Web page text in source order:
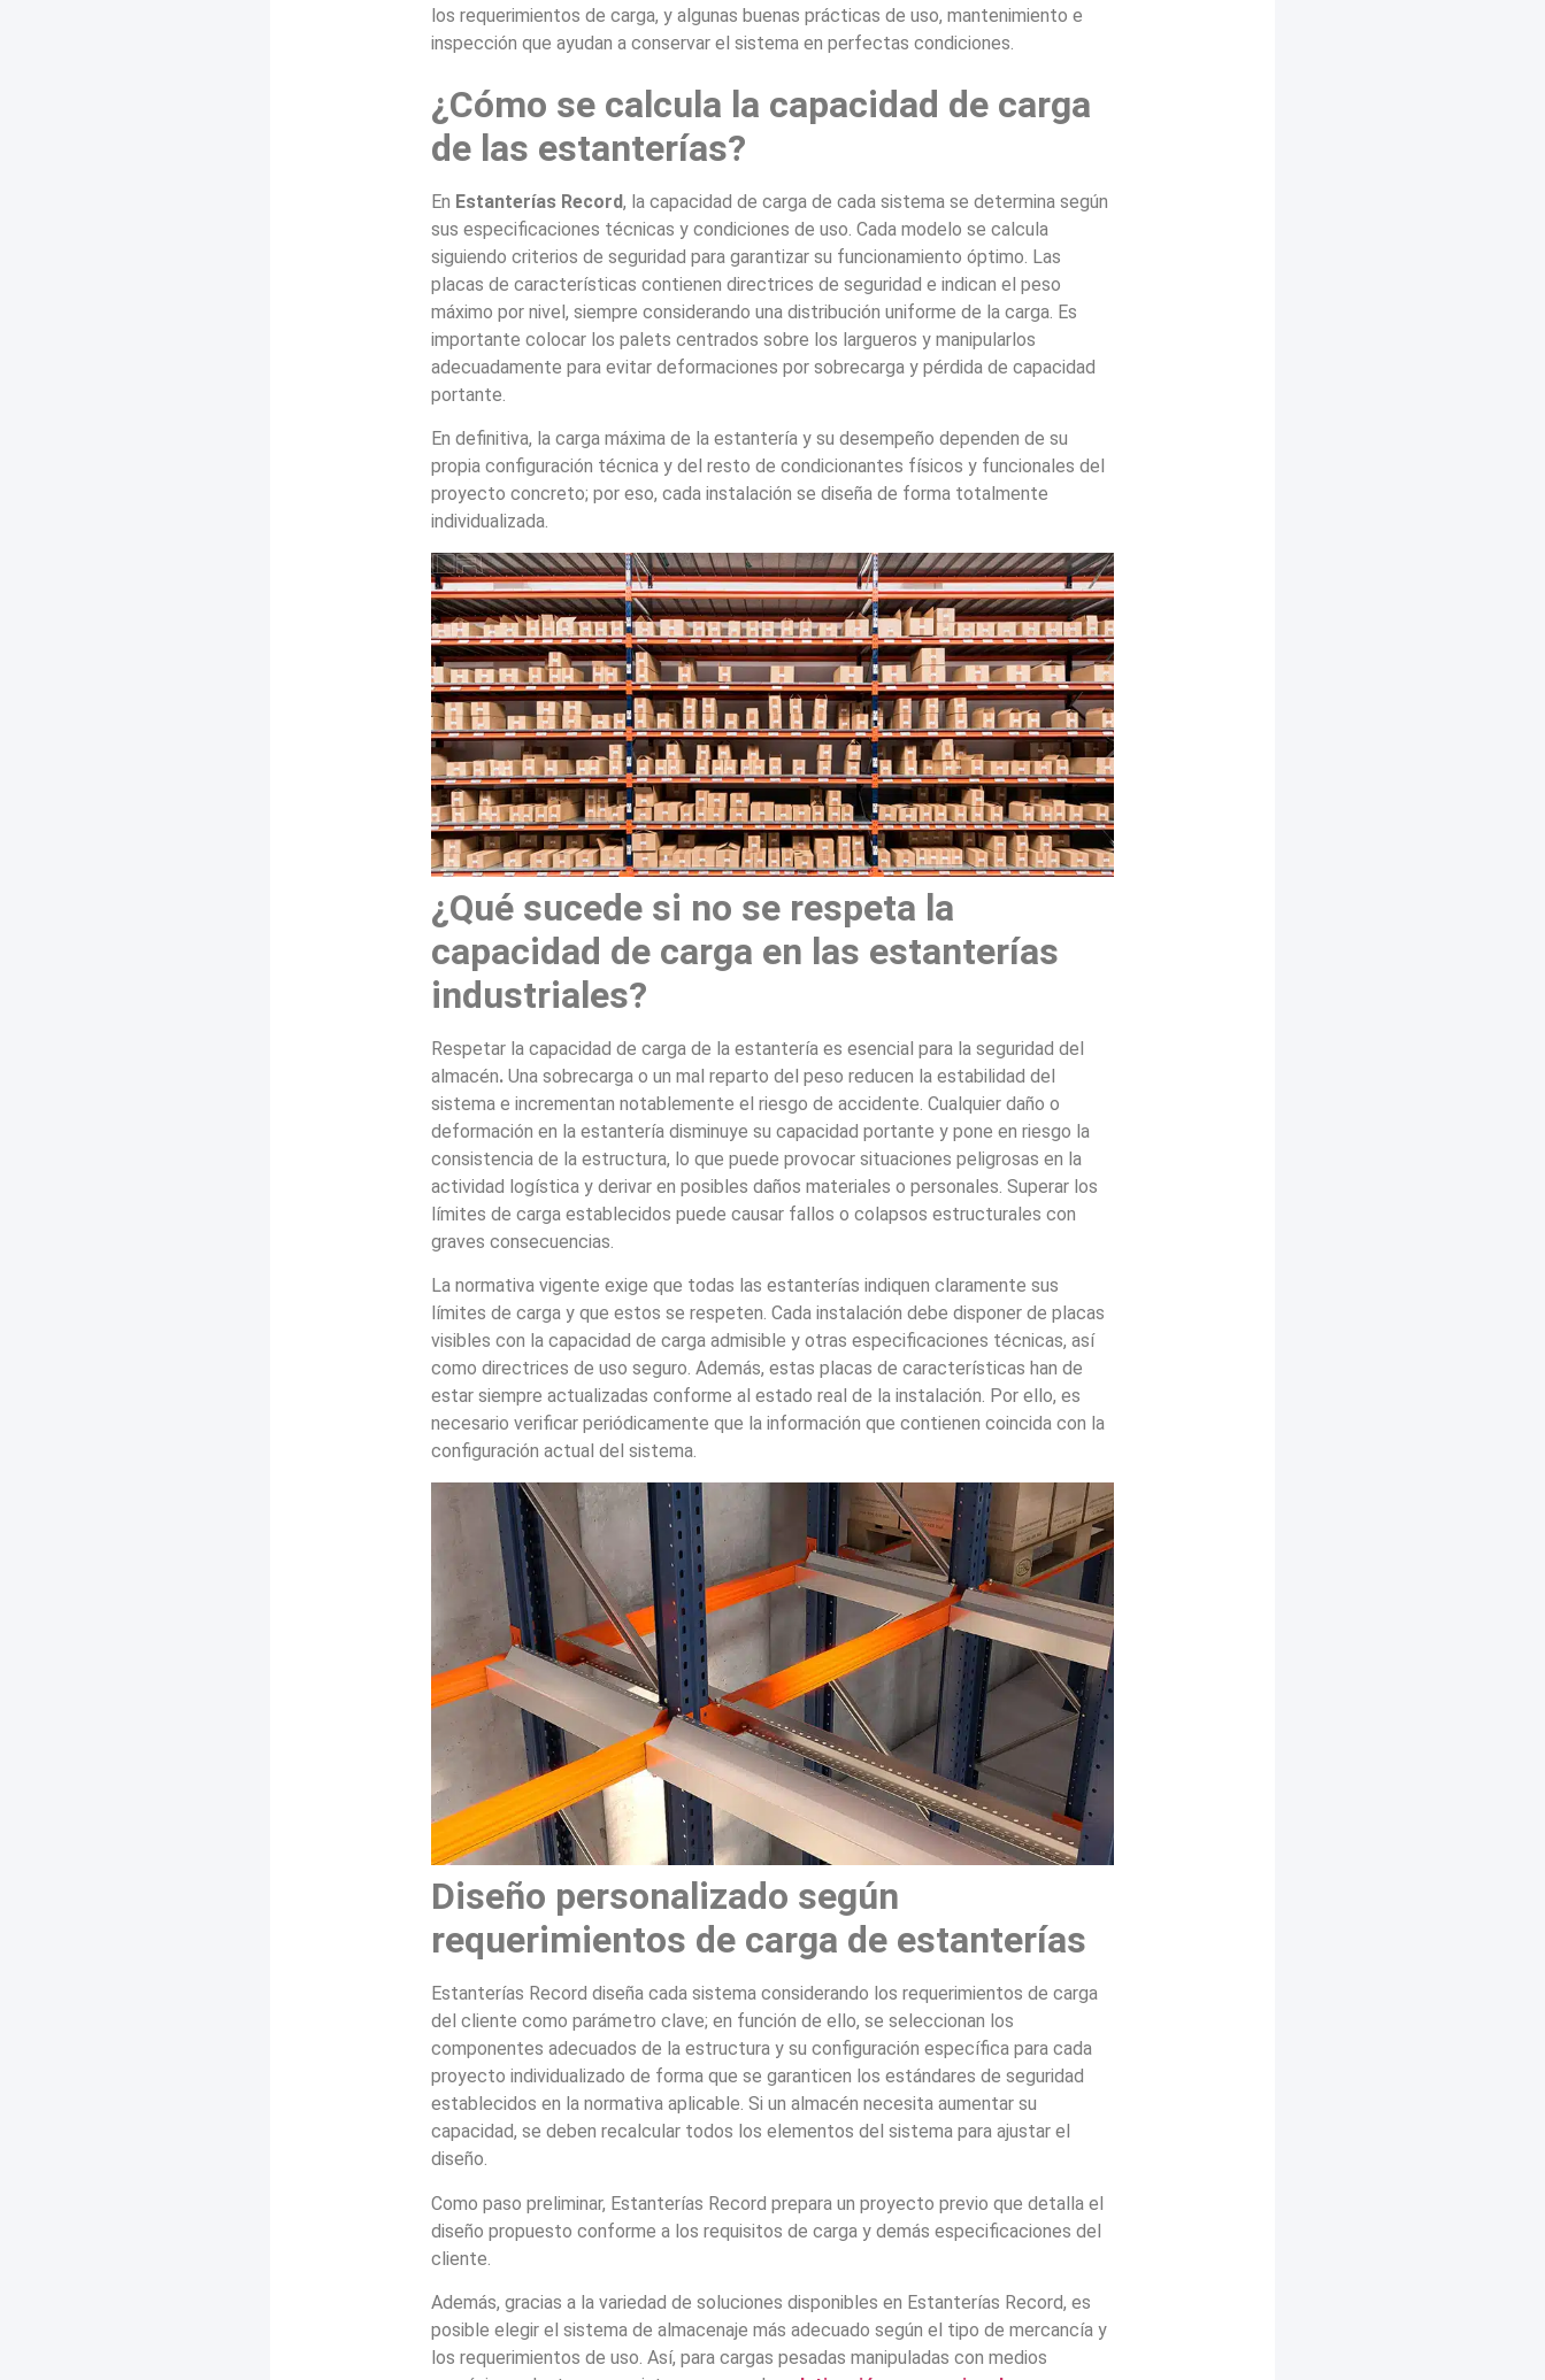
los requerimientos de carga, y algunas buenas prácticas de uso, mantenimiento e
inspección que ayudan a conservar el sistema en perfectas condiciones.
¿Cómo se calcula la capacidad de carga
de las estanterías?
En Estanterías Record, la capacidad de carga de cada sistema se determina según
sus especificaciones técnicas y condiciones de uso. Cada modelo se calcula
siguiendo criterios de seguridad para garantizar su funcionamiento óptimo. Las
placas de características contienen directrices de seguridad e indican el peso
máximo por nivel, siempre considerando una distribución uniforme de la carga. Es
importante colocar los palets centrados sobre los largueros y manipularlos
adecuadamente para evitar deformaciones por sobrecarga y pérdida de capacidad
portante.
En definitiva, la carga máxima de la estantería y su desempeño dependen de su
propia configuración técnica y del resto de condicionantes físicos y funcionales del
proyecto concreto; por eso, cada instalación se diseña de forma totalmente
individualizada.
¿Qué sucede si no se respeta la
capacidad de carga en las estanterías
industriales?
Respetar la capacidad de carga de la estantería es esencial para la seguridad del
almacén. Una sobrecarga o un mal reparto del peso reducen la estabilidad del
sistema e incrementan notablemente el riesgo de accidente. Cualquier daño o
deformación en la estantería disminuye su capacidad portante y pone en riesgo la
consistencia de la estructura, lo que puede provocar situaciones peligrosas en la
actividad logística y derivar en posibles daños materiales o personales. Superar los
límites de carga establecidos puede causar fallos o colapsos estructurales con
graves consecuencias.
La normativa vigente exige que todas las estanterías indiquen claramente sus
límites de carga y que estos se respeten. Cada instalación debe disponer de placas
visibles con la capacidad de carga admisible y otras especificaciones técnicas, así
como directrices de uso seguro. Además, estas placas de características han de
estar siempre actualizadas conforme al estado real de la instalación. Por ello, es
necesario verificar periódicamente que la información que contienen coincida con la
configuración actual del sistema.
Diseño personalizado según
requerimientos de carga de estanterías
Estanterías Record diseña cada sistema considerando los requerimientos de carga
del cliente como parámetro clave; en función de ello, se seleccionan los
componentes adecuados de la estructura y su configuración específica para cada
proyecto individualizado de forma que se garanticen los estándares de seguridad
establecidos en la normativa aplicable. Si un almacén necesita aumentar su
capacidad, se deben recalcular todos los elementos del sistema para ajustar el
diseño.
Como paso preliminar, Estanterías Record prepara un proyecto previo que detalla el
diseño propuesto conforme a los requisitos de carga y demás especificaciones del
cliente.
Además, gracias a la variedad de soluciones disponibles en Estanterías Record, es
posible elegir el sistema de almacenaje más adecuado según el tipo de mercancía y
los requerimientos de uso. Así, para cargas pesadas manipuladas con medios